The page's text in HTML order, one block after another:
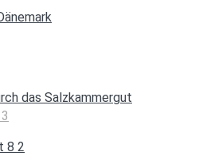
das Salzkammergut